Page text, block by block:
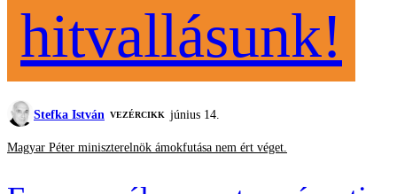
hitvallásunk!
Stefka István VEZÉRCIKK június 14.
Magyar Péter miniszterelnök ámokfutása nem ért véget.